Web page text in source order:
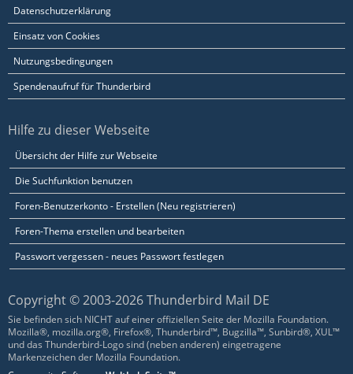
Datenschutzerklärung
Einsatz von Cookies
Nutzungsbedingungen
Spendenaufruf für Thunderbird
Hilfe zu dieser Webseite
Übersicht der Hilfe zur Webseite
Die Suchfunktion benutzen
Foren-Benutzerkonto - Erstellen (Neu registrieren)
Foren-Thema erstellen und bearbeiten
Passwort vergessen - neues Passwort festlegen
Copyright © 2003-2026 Thunderbird Mail DE
Sie befinden sich NICHT auf einer offiziellen Seite der Mozilla Foundation.
Mozilla®, mozilla.org®, Firefox®, Thunderbird™, Bugzilla™, Sunbird®, XUL™
und das Thunderbird-Logo sind (neben anderen) eingetragene
Markenzeichen der Mozilla Foundation.